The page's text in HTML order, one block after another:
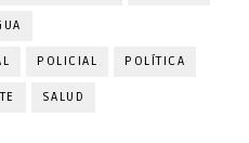
POLICIAL POLÍTICA
SALUD